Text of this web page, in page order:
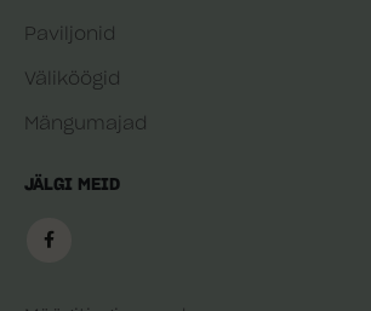
Paviljonid
Väliköögid
Mängumajad
JÄLGI MEID